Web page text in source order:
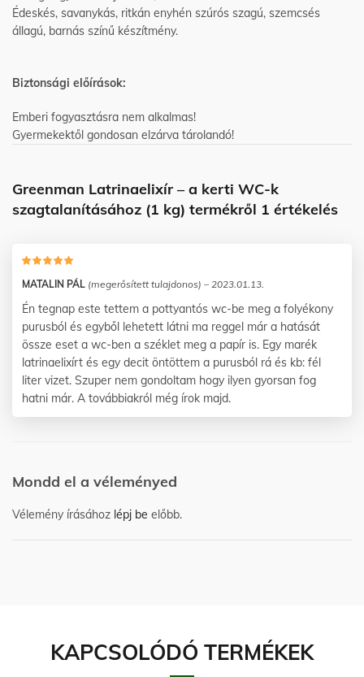
Édeskés, savanykás, ritkán enyhén szúrós szagú, szemcsés
állagú, barnás színű készítmény.
Biztonsági előírások:
Emberi fogyasztásra nem alkalmas!
Gyermekektől gondosan elzárva tárolandó!
Greenman Latrinaelixír – a kerti WC-k
szagtalanításához (1 kg) termékről 1 értékelés
MATALIN PÁL (megerősített tulajdonos) – 2023.01.13.
Én tegnap este tettem a pottyantós wc-be meg a folyékony
purusból és egyből lehetett látni ma reggel már a hatását
össze eset a wc-ben a széklet meg a papír is. Egy marék
latrinaelixírt és egy decit öntöttem a purusból rá és kb: fél
liter vizet. Szuper nem gondoltam hogy ilyen gyorsan fog
hatni már. A továbbiakról még írok majd.
Mondd el a véleményed
Vélemény írásához lépj be előbb.
KAPCSOLÓDÓ TERMÉKEK